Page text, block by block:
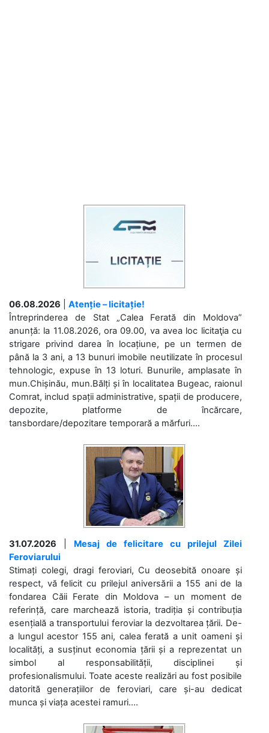
06.08.2026
Atenție – licitație!
Întreprinderea de Stat „Calea Ferată din Moldova”
anunță: la 11.08.2026, ora 09.00, va avea loc licitaţia cu
strigare privind darea în locațiune, pe un termen de
până la 3 ani, a 13 bunuri imobile neutilizate în procesul
tehnologic, expuse în 13 loturi. Bunurile, amplasate în
mun.Chișinău, mun.Bălți și în localitatea Bugeac, raionul
Comrat, includ spații administrative, spații de producere,
depozite, platforme de încărcare,
tansbordare/depozitare temporară a mărfuri....
31.07.2026
Mesaj de felicitare cu prilejul Zilei
Feroviarului
Stimați colegi, dragi feroviari, Cu deosebită onoare și
respect, vă felicit cu prilejul aniversării a 155 ani de la
fondarea Căii Ferate din Moldova – un moment de
referință, care marchează istoria, tradiția și contribuția
esențială a transportului feroviar la dezvoltarea țării. De-
a lungul acestor 155 ani, calea ferată a unit oameni și
localități, a susținut economia țării și a reprezentat un
simbol al responsabilității, disciplinei și
profesionalismului. Toate aceste realizări au fost posibile
datorită generațiilor de feroviari, care și-au dedicat
munca și viața acestei ramuri....